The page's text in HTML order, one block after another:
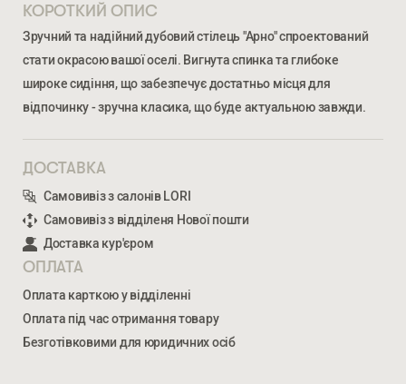
КОРОТКИЙ ОПИС
Зручний та надійний дубовий стілець "Арно" спроектований
стати окрасою вашої оселі. Вигнута спинка та глибоке
широке сидіння, що забезпечує достатньо місця для
відпочинку - зручна класика, що буде актуальною завжди.
ДОСТАВКА
Самовивіз з салонів LORI
Самовивіз з відділеня Нової пошти
Доставка кур'єром
ОПЛАТА
Оплата карткою у відділенні
Оплата під час отримання товару
Безготівковими для юридичних осіб
Ми відкриті для співпраці з компаніями, які займаються
облаштуванням житлової та комерційної нерухомості
ВВЕДІТЬ ВАШЕ ПРІЗВИЩЕ ТА ІМ’Я *
АРНО
6 035ГРН